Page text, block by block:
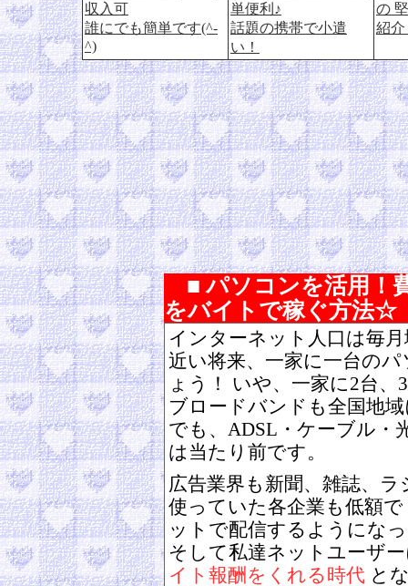
収入可
誰にでも簡単です(^-
^)
単便利♪
話題の携帯で小遣
い！
の
紹介
■ パソコンを活用！
をバイトで稼ぐ方法☆
インターネット人口は毎
近い将来、一家に一台の
ょう！ いや、一家に2台
ブロードバンドも全国地
でも、ADSL・ケーブル・
は当たり前です。
広告業界も新聞、雑誌、
使っていた各企業も低額
ットで配信するようにな
そして私達ネットユーザ
イト報酬をくれる時代 と